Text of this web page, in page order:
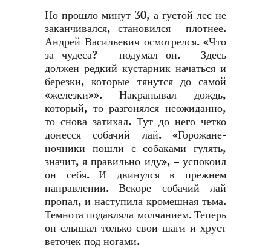
Но прошло минут 30, а густой лес не
заканчивался, становился плотнее.
Андрей Васильевич осмотрелся. «Что
за чудеса? – подумал он. – Здесь
должен редкий кустарник начаться и
березки, которые тянутся до самой
«железки»». Накрапывал дождь,
который, то разгонялся неожиданно,
то снова затихал. Тут до него четко
донесся собачий лай. «Горожане-
ночники пошли с собаками гулять,
значит, я правильно иду», – успокоил
он себя. И двинулся в прежнем
направлении. Вскоре собачий лай
пропал, и наступила кромешная тьма.
Темнота подавляла молчанием. Теперь
он слышал только свои шаги и хруст
веточек под ногами.